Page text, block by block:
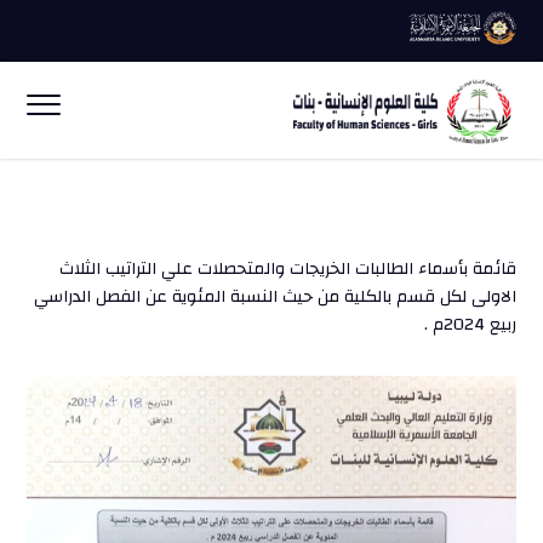
قائمة بأسماء الطالبات الخريجات والمتحصلات علي التراتيب الثلاث
الاولى لكل قسم بالكلية من حيث النسبة المئوية عن الفصل الدراسي
ربيع 2024م .